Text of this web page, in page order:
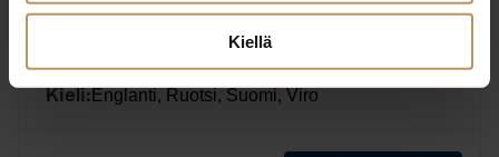
Kiellä
Koulutus:Laillistettu kiinteistönvälittäjä, Ylempi
kiinteistönvälittäjän tutkinto
Kieli: Englanti, Ruotsi, Suomi, Viro